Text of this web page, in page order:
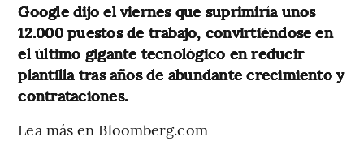
Google dijo el viernes que suprimiría unos
12.000 puestos de trabajo, convirtiéndose en
el último gigante tecnológico en reducir
plantilla tras años de abundante crecimiento y
contrataciones.
Lea más en Bloomberg.com